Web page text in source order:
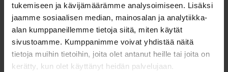
tukemiseen ja kävijämäärämme analysoimiseen. Lisäksi
jaamme sosiaalisen median, mainosalan ja analytiikka-
alan kumppaneillemme tietoja siitä, miten käytät
sivustoamme. Kumppanimme voivat yhdistää näitä
tietoja muihin tietoihin, joita olet antanut heille tai joita on
kerätty, kun olet käyttänyt heidän palvelujaan.
SOSTE Suomen sosiaali ja terveys ry
Yliopistonkatu 5
00100 Helsinki